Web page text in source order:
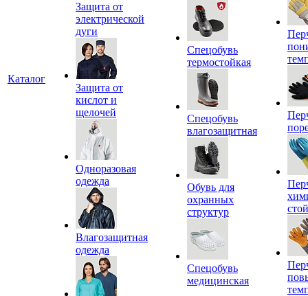
Каталог
Защита от
электрической
дуги
Защита от
кислот и
щелочей
Одноразовая
одежда
Влагозащитная
одежда
Спецобувь
термостойкая
Спецобувь
влагозащитная
Обувь для
охранных
структур
Спецобувь
медицинская